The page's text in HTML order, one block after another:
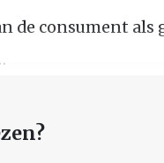
de consument als